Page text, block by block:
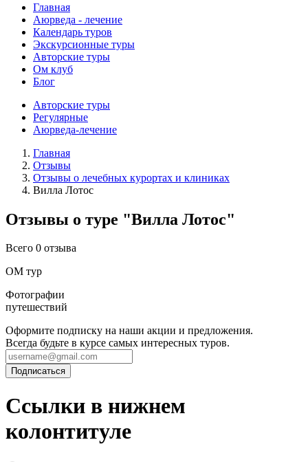
Главная
Аюрведа - лечение
Календарь туров
Экскурсионные туры
Авторские туры
Ом клуб
Блог
Авторские туры
Регулярные
Аюрведа-лечение
Главная
Отзывы
Отзывы о лечебных курортах и клиниках
Вилла Лотос
Отзывы о туре "Вилла Лотос"
Всего 0 отзыва
ОМ тур
Фотографии
путешествий
Оформите подписку на наши акции и предложения.
Всегда будьте в курсе самых интересных туров.
Ссылки в нижнем
колонтитуле